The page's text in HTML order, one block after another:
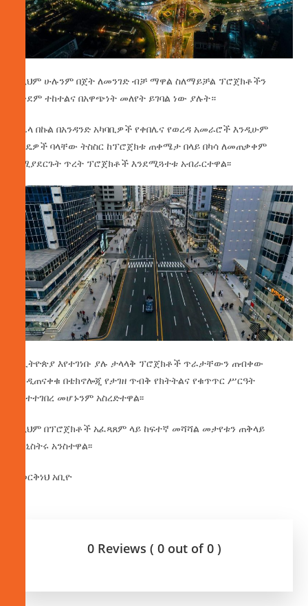
በዚህም ሁሉንም በጀት ለመንገድ ብቻ ማዋል ስለማይቻል ፕሮጀክቶችን
በቅደም ተከተልና በአዋጭነት መለየት ይገባል ነው ያሉት።
በሌላ በኩል በአንዳንድ አካባቢዎች የቀበሌና የወረዳ አመራሮች እንዲሁም
ነጋዴዎች ባላቸው ትስስር ከፕሮጀክቱ ጠቀሜታ በላይ በካሳ ለመጠቃቀም
በሚያደርጉት ጥረት ፕሮጀክቶች እንደሚጓተቱ አብራርተዋል፡፡
በኢትዮጵያ እየተገነቡ ያሉ ታላላቅ ፕሮጀክቶች ጥራታቸውን ጠብቀው
እንዲጠናቀቁ በቴክኖሎጂ የታገዘ ጥብቅ የክትትልና የቁጥጥር ሥርዓት
እየተተገበረ መሆኑንም አስረድተዋል፡፡
በዚህም በፕሮጀክቶች አፈጻጸም ላይ ከፍተኛ መሻሻል መታየቱን ጠቅላይ
ሚኒስትሩ አንስተዋል፡፡
በወርቅነህ አቢዮ
0 Reviews ( 0 out of 0 )